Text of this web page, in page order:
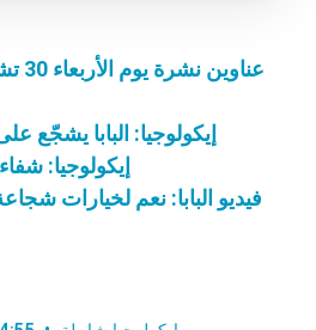
إيكولوجيا: البابا يشجّع
إيكولوجيا:
فيديو البابا: نعم لخيارات